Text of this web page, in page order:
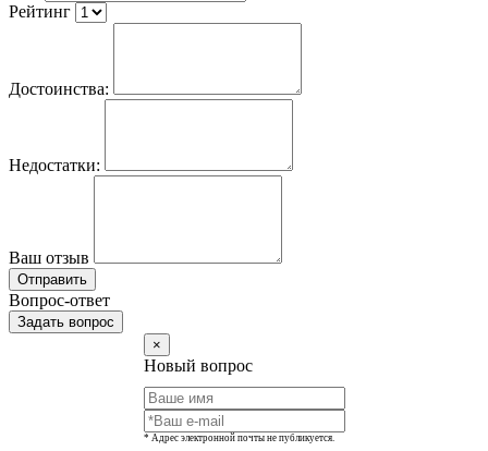
Рейтинг
Достоинства:
Недостатки:
Ваш отзыв
Отправить
Вопрос-ответ
Задать вопрос
×
Новый вопрос
* Адрес электронной почты не публикуется.